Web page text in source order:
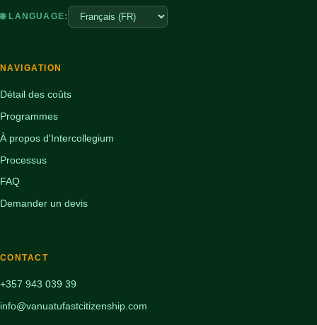
🌐 LANGUAGE:
NAVIGATION
Détail des coûts
Programmes
À propos d'Intercollegium
Processus
FAQ
Demander un devis
CONTACT
+357 943 039 39
info@vanuatufastcitizenship.com